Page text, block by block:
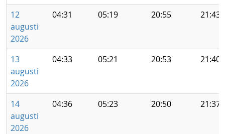
12
augusti
2026
04:31 05:19 20:55 21:43
13
augusti
2026
04:33 05:21 20:53 21:40
14
augusti
2026
04:36 05:23 20:50 21:37